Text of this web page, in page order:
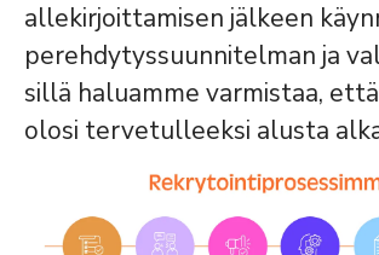
allekirjoittamisen jälkeen
perehdytyssuunnitelman ja
sillä haluamme varmistaa,
olosi tervetulleeksi alusta